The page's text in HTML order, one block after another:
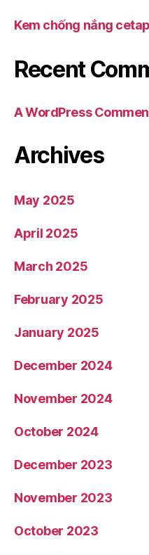
Kem chống nắng
Recent
A WordPress
Archives
May 2025
April 2025
March 2025
February 2025
January 2025
December 2024
November 2024
October 2024
December 2023
November 2023
October 2023